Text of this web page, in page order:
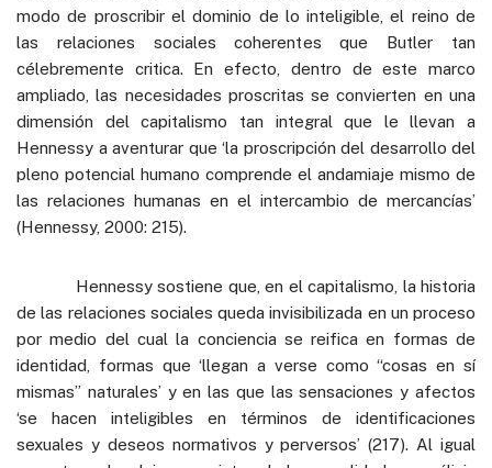
modo de proscribir el dominio de lo inteligible, el reino de
las relaciones sociales coherentes que Butler tan
célebremente critica. En efecto, dentro de este marco
ampliado, las necesidades proscritas se convierten en una
dimensión del capitalismo tan integral que le llevan a
Hennessy a aventurar que ‘la proscripción del desarrollo del
pleno potencial humano comprende el andamiaje mismo de
las relaciones humanas en el intercambio de mercancías’
(Hennessy, 2000: 215).
Hennessy sostiene que, en el capitalismo, la historia
de las relaciones sociales queda invisibilizada en un proceso
por medio del cual la conciencia se reifica en formas de
identidad, formas que ‘llegan a verse como “cosas en sí
mismas” naturales’ y en las que las sensaciones y afectos
‘se hacen inteligibles en términos de identificaciones
sexuales y deseos normativos y perversos’ (217). Al igual